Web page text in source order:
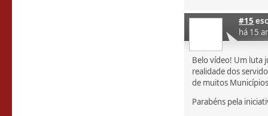
#15
há 15
Belo vídeo! Um luta
realidade dos
de muitos
Parabéns pela